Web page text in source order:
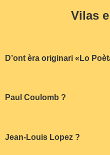
Vilas
D’ont èra originari «Lo
Paul Coulomb ?
Jean-Louis Lopez ?